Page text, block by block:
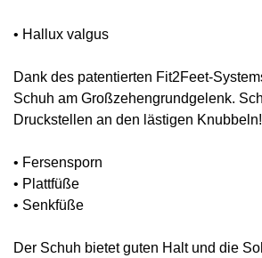
• Hallux valgus
Dank des patentierten Fit2Feet-
Schuh am Großzehengrundgelenk.
Druckstellen an den lästigen Knubbeln!
• Fersensporn
• Plattfüße
• Senkfüße
Der Schuh bietet guten Halt und die